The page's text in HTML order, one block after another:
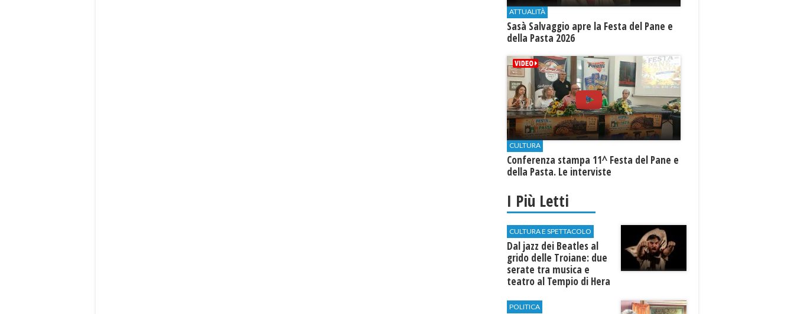
ATTUALITÀ
Sasà Salvaggio apre la Festa del Pane e
della Pasta 2026
CULTURA
Conferenza stampa 11^ Festa del Pane e
della Pasta. Le interviste
I Più Letti
CULTURA E SPETTACOLO
Dal jazz dei Beatles al
grido delle Troiane: due
serate tra musica e
teatro al Tempio di Hera
POLITICA